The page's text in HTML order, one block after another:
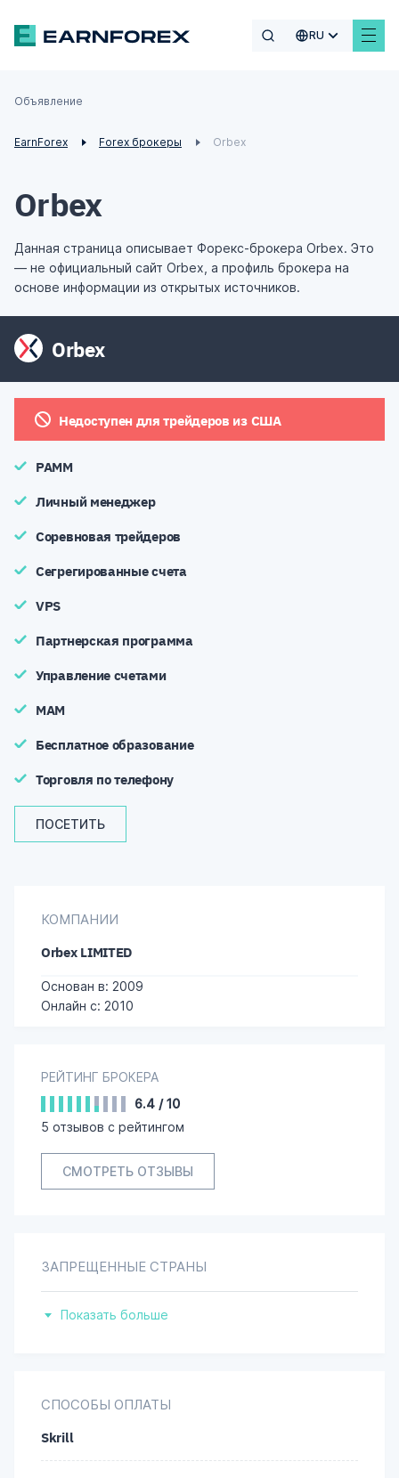
RU
Объявление
EarnForex Forex брокеры Orbex
Orbex
Данная страница описывает Форекс-брокера Orbex. Это
— не официальный сайт Orbex, а профиль брокера на
основе информации из открытых источников.
Orbex
Недоступен для трейдеров из США
PAMM
Личный менеджер
Соревновая трейдеров
Сегрегированные счета
VPS
Партнерская программа
Управление счетами
MAM
Бесплатное образование
Торговля по телефону
ПОСЕТИТЬ
КОМПАНИИ
Orbex LIMITED
Основан в: 2009
Онлайн с: 2010
РЕЙТИНГ БРОКЕРА
6.4 /10
5 отзывов с рейтингом
СМОТРЕТЬ ОТЗЫВЫ
ЗАПРЕЩЕННЫЕ СТРАНЫ
Корейская Народно-Демократическая
Маврикий
Показать больше
СПОСОБЫ ОПЛАТЫ
Skrill